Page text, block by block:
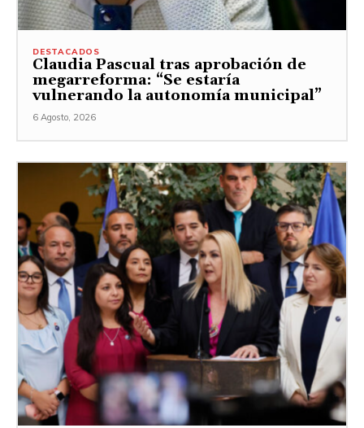
DESTACADOS
Claudia Pascual tras aprobación de
megarreforma: “Se estaría
vulnerando la autonomía municipal”
6 Agosto, 2026